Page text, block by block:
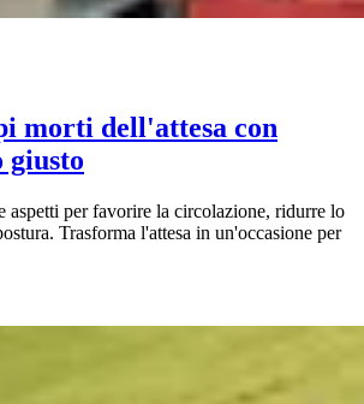
morti dell'attesa con
giusto
aspetti per favorire la circolazione, ridurre lo
Trasforma l'attesa in un'occasione per